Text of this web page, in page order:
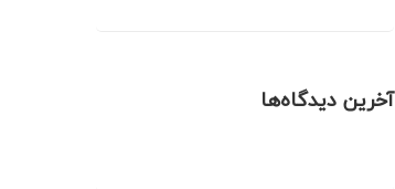
آخرین دیدگاه‌ها